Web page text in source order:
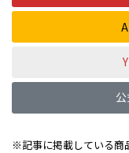
※記事に掲載している商